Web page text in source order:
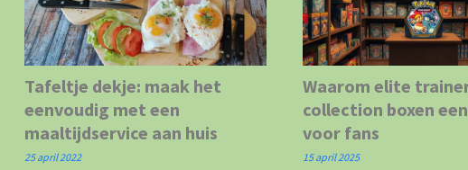
Tafeltje dekje: maak het
eenvoudig met een
maaltijdservice aan huis
25 april 2022
Waarom elite
collection boxen
voor fans
15 april 2025